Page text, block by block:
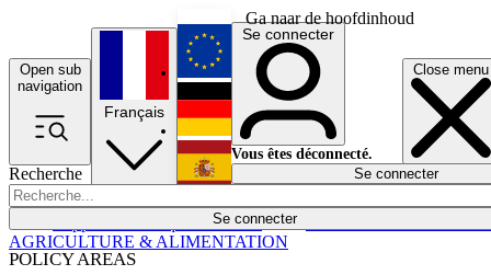
Ga naar de hoofdinhoud
Open sub
navigation
Close menu
Recherche
Se connecter
POLICY AREAS
Économie
Français
English
Deutsch
Español
Se connecter
Vous êtes déconnecté.
Se connecter
AGRICULTURE & ALIMENTATION